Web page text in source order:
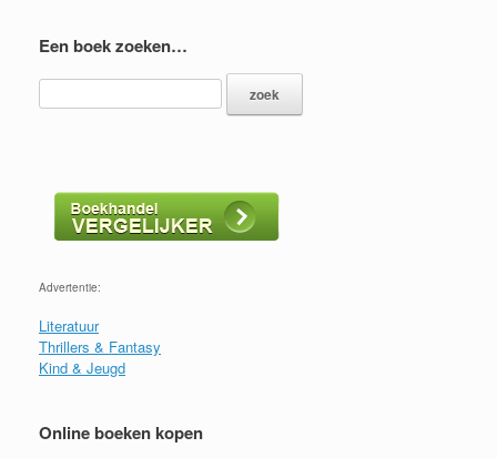
Een boek zoeken…
Advertentie:
Literatuur
Thrillers & Fantasy
Kind & Jeugd
Online boeken kopen